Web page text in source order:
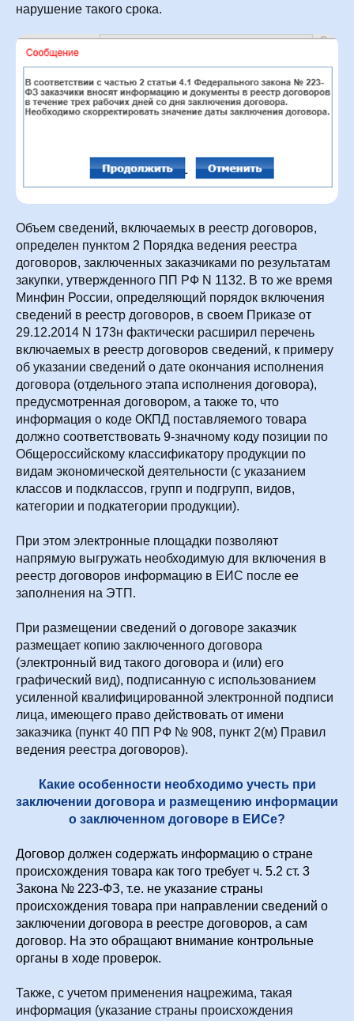
нарушение такого срока.
Объем сведений, включаемых в реестр договоров,
определен пунктом 2 Порядка ведения реестра
договоров, заключенных заказчиками по результатам
закупки, утвержденного ПП РФ N 1132. В то же время
Минфин России, определяющий порядок включения
сведений в реестр договоров, в своем Приказе от
29.12.2014 N 173н фактически расширил перечень
включаемых в реестр договоров сведений, к примеру
об указании сведений о дате окончания исполнения
договора (отдельного этапа исполнения договора),
предусмотренная договором, а также то, что
информация о коде ОКПД поставляемого товара
должно соответствовать 9-значному коду позиции по
Общероссийскому классификатору продукции по
видам экономической деятельности (с указанием
классов и подклассов, групп и подгрупп, видов,
категории и подкатегории продукции).
При этом электронные площадки позволяют
напрямую выгружать необходимую для включения в
реестр договоров информацию в ЕИС после ее
заполнения на ЭТП.
При размещении сведений о договоре заказчик
размещает копию заключенного договора
(электронный вид такого договора и (или) его
графический вид), подписанную с использованием
усиленной квалифицированной электронной подписи
лица, имеющего право действовать от имени
заказчика (пункт 40 ПП РФ № 908, пункт 2(м) Правил
ведения реестра договоров).
Какие особенности необходимо учесть при
заключении договора и размещению информации
о заключенном договоре в ЕИСе?
Договор должен содержать информацию о стране
происхождения товара как того требует ч. 5.2 ст. 3
Закона № 223-ФЗ, т.е. не указание страны
происхождения товара при направлении сведений о
заключении договора в реестре договоров, а сам
договор. На это обращают внимание контрольные
органы в ходе проверок.
Также, с учетом применения нацрежима, такая
информация (указание страны происхождения